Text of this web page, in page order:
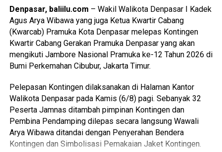
Ia menambahkan, rangkaian peringatan HUT Ke-64 PWRI
Kota Denpasar telah dimulai sejak 23 Juli 2026 melalui
berbagai kegiatan, di antaranya jalan santai, tirta yatra,
seminar, hingga puncak perayaan yang dilaksanakan pada
hari ini.
“Kami berharap seluruh rangkaian kegiatan ini semakin
mempererat tali silaturahmi antarsesama anggota PWRI,
khususnya di Kota Denpasar. Dengan demikian, semangat
yang terkandung dalam tema tahun ini, yaitu ‘Satu Tekad,
Satu Jiwa, Memperkokoh Solidaritas Wredatama Demi
Kesejahteraan Bersama’, dapat terus diwujudkan dalam
Denpasar, baliilu.com – Wakil Walikota Denpasar I Kadek
Agus Arya Wibawa yang juga Ketua Kwartir Cabang
(Kwarcab) Pramuka Kota Denpasar melepas Kontingen
Kwartir Cabang Gerakan Pramuka Denpasar yang akan
mengikuti Jambore Nasional Pramuka ke-12 Tahun 2026 di
Bumi Perkemahan Cibubur, Jakarta Timur.
Pelepasan Kontingen dilaksanakan di Halaman Kantor
Walikota Denpasar pada Kamis (6/8) pagi. Sebanyak 32
Peserta Jamnas ditambah pimpinan Kontingen dan
Pembina Pendamping dilepas secara langsung Wawali
Arya Wibawa ditandai dengan Penyerahan Bendera
Kontingen dan Simbolisasi Pemakaian Jaket Kontingen.